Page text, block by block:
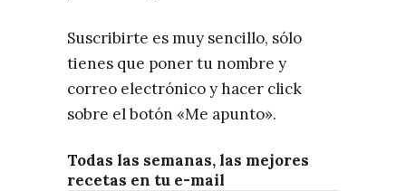
Suscribirte es muy sencillo, sólo
tienes que poner tu nombre y
correo electrónico y hacer click
sobre el botón «Me apunto».
Todas las semanas, las mejores
recetas en tu e-mail